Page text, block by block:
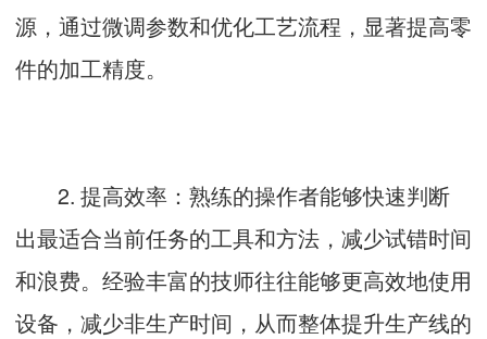
源，通过微调参数和优化工艺流程，显著提高零
件的加工精度。
2. 提高效率：熟练的操作者能够快速判断
出最适合当前任务的工具和方法，减少试错时间
和浪费。经验丰富的技师往往能够更高效地使用
设备，减少非生产时间，从而整体提升生产线的